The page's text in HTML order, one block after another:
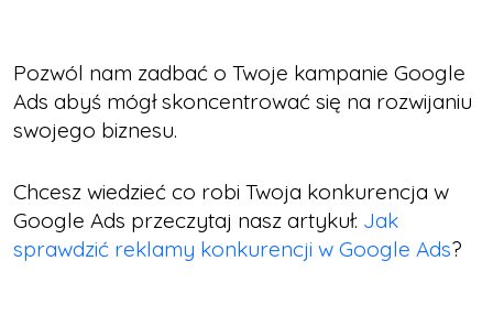
Pozwól nam zadbać o Twoje kampanie Google
Ads abyś mógł skoncentrować się na rozwijaniu
swojego biznesu.
Chcesz wiedzieć co robi Twoja konkurencja w
Google Ads przeczytaj nasz artykuł: Jak
sprawdzić reklamy konkurencji w Google Ads?